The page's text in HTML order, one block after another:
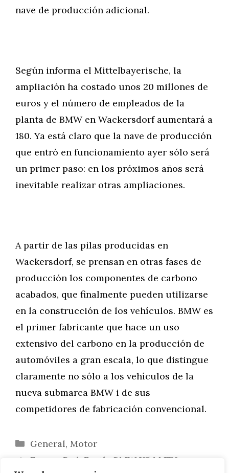
nave de producción adicional.
Según informa el Mittelbayerische, la
ampliación ha costado unos 20 millones de
euros y el número de empleados de la
planta de BMW en Wackersdorf aumentará a
180. Ya está claro que la nave de producción
que entró en funcionamiento ayer sólo será
un primer paso: en los próximos años será
inevitable realizar otras ampliaciones.
A partir de las pilas producidas en
Wackersdorf, se prensan en otras fases de
producción los componentes de carbono
acabados, que finalmente pueden utilizarse
en la construcción de los vehículos. BMW es
el primer fabricante que hace un uso
extensivo del carbono en la producción de
automóviles a gran escala, lo que distingue
claramente no sólo a los vehículos de la
nueva submarca BMW i de sus
competidores de fabricación convencional.
Categorías
General, Motor
Frozen Red: Fostla BMW X5 M E70 con